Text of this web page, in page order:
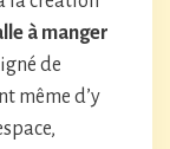
à manger
de
même d’y